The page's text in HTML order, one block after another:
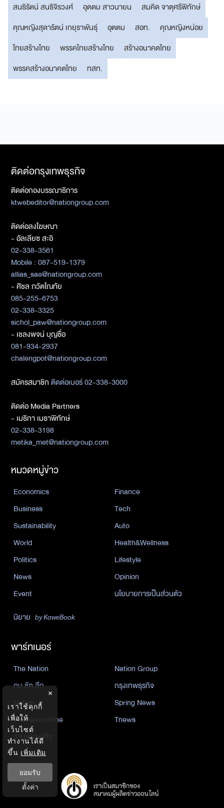
สนธิรัตน์ สนธิจิรวงศ์ อุตตม สาวนายน
สมคิด จาตุศรีพิทักษ์
คุณหญิงสุดารัตน์ เกยุราพันธุ์
อุตตม สอท.
คุณหญิงหน่อย
ไทยสร้างไทย
พรรคไทยสร้างไทย
สร้างอนาคตไทย
พรรคสร้างอนาคตไทย
ทสท.
ติดต่อกรุงเทพธุรกิจ
ติดต่อกองบรรณาธิการ
ktwebeditor@nationgroup.com
ติดต่อลงโฆษณา
- อัลเลียซ สะอิ
02-338-3561
Mobile : 087-519-1379
allias_sae@nationgroup.com
- ศิชล ภวัตโณทัย
085-255-6753
02-338-3325
sichol_paw@nationgroup.com
- เชลงพจน์ บุญซื่อ
081-934-2937
chalengpot@nationgroup.com
สมัครสมาชิกติดต่อเบอร์ 02-338-3000
ติดต่อ Media Partners
- เมธิกา เมธาพิทักษ์
02-338-3198
metika_met@nationgroup.com
หมวดหมู่ข่าว
Economics
Finance
Business
Tech
Sustainability
Auto
World
Health&Wellness
Politics
Lifestyle
News
Opinion
Event
นโยบายการเป็นส่วนตัว
นิยาย by KaweBook
พาร์ทเนอร์
The Nation
Nation Group
คม ชัด ลึก
กรุงเทพธุรกิจ
Nation
Spring News
Thainewsonline
Tnews
ฐานเศรษฐกิจ
×
เราใช้คุกกี้
เพื่อให้
เว็บไซต์
ทำงานได้ดี
ขึ้น เพิ่มเติม
ยอมรับ
ตั้งค่า